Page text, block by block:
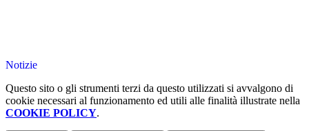
Notizie
Questo sito o gli strumenti terzi da questo utilizzati si avvalgono di
cookie necessari al funzionamento ed utili alle finalità illustrate nella
COOKIE POLICY.